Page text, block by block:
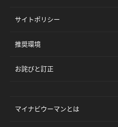
サイトポリシー
推奨環境
お詫びと訂正
マイナビウーマンとは